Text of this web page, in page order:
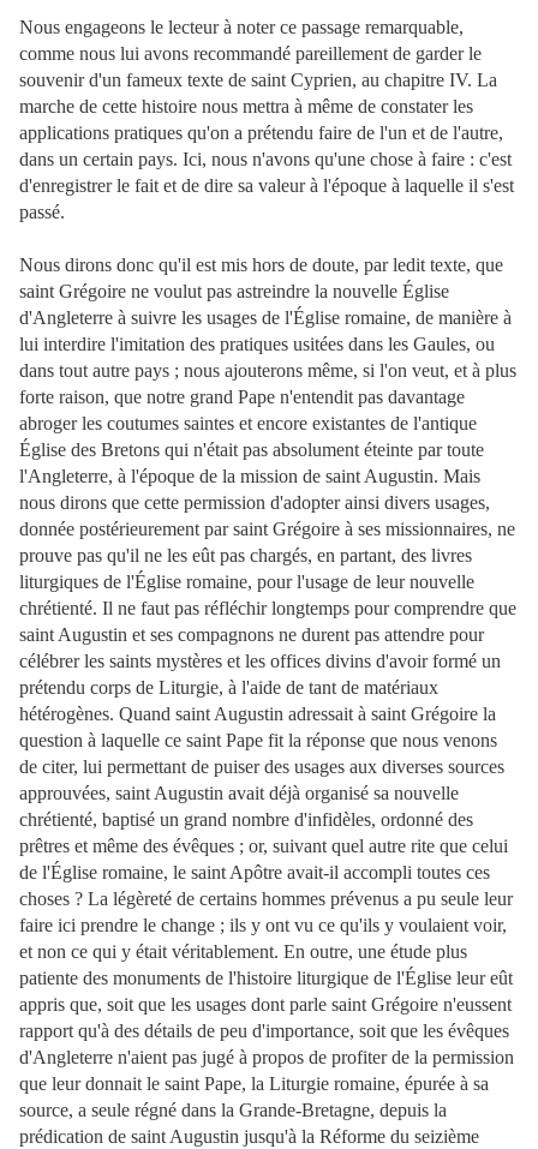
Nous engageons le lecteur à noter ce passage remarquable,
comme nous lui avons recommandé pareillement de garder le
souvenir d'un fameux texte de saint Cyprien, au chapitre IV. La
marche de cette histoire nous mettra à même de constater les
applications pratiques qu'on a prétendu faire de l'un et de l'autre,
dans un certain pays. Ici, nous n'avons qu'une chose à faire : c'est
d'enregistrer le fait et de dire sa valeur à l'époque à laquelle il s'est
passé.
Nous dirons donc qu'il est mis hors de doute, par ledit texte, que
saint Grégoire ne voulut pas astreindre la nouvelle Église
d'Angleterre à suivre les usages de l'Église romaine, de manière à
lui interdire l'imitation des pratiques usitées dans les Gaules, ou
dans tout autre pays ; nous ajouterons même, si l'on veut, et à plus
forte raison, que notre grand Pape n'entendit pas davantage
abroger les coutumes saintes et encore existantes de l'antique
Église des Bretons qui n'était pas absolument éteinte par toute
l'Angleterre, à l'époque de la mission de saint Augustin. Mais
nous dirons que cette permission d'adopter ainsi divers usages,
donnée postérieurement par saint Grégoire à ses missionnaires, ne
prouve pas qu'il ne les eût pas chargés, en partant, des livres
liturgiques de l'Église romaine, pour l'usage de leur nouvelle
chrétienté. Il ne faut pas réfléchir longtemps pour comprendre que
saint Augustin et ses compagnons ne durent pas attendre pour
célébrer les saints mystères et les offices divins d'avoir formé un
prétendu corps de Liturgie, à l'aide de tant de matériaux
hétérogènes. Quand saint Augustin adressait à saint Grégoire la
question à laquelle ce saint Pape fit la réponse que nous venons
de citer, lui permettant de puiser des usages aux diverses sources
approuvées, saint Augustin avait déjà organisé sa nouvelle
chrétienté, baptisé un grand nombre d'infidèles, ordonné des
prêtres et même des évêques ; or, suivant quel autre rite que celui
de l'Église romaine, le saint Apôtre avait-il accompli toutes ces
choses ? La légèreté de certains hommes prévenus a pu seule leur
faire ici prendre le change ; ils y ont vu ce qu'ils y voulaient voir,
et non ce qui y était véritablement. En outre, une étude plus
patiente des monuments de l'histoire liturgique de l'Église leur eût
appris que, soit que les usages dont parle saint Grégoire n'eussent
rapport qu'à des détails de peu d'importance, soit que les évêques
d'Angleterre n'aient pas jugé à propos de profiter de la permission
que leur donnait le saint Pape, la Liturgie romaine, épurée à sa
source, a seule régné dans la Grande-Bretagne, depuis la
prédication de saint Augustin jusqu'à la Réforme du seizième